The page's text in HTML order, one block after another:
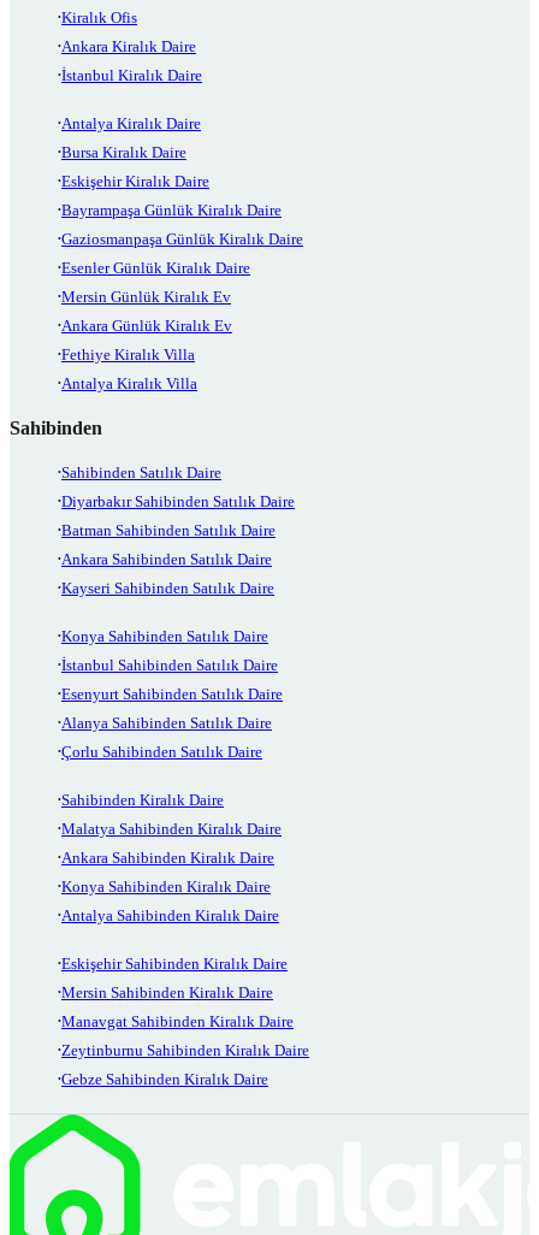
Kiralık Ofis
Ankara Kiralık Daire
İstanbul Kiralık Daire
Antalya Kiralık Daire
Bursa Kiralık Daire
Eskişehir Kiralık Daire
Bayrampaşa Günlük Kiralık Daire
Gaziosmanpaşa Günlük Kiralık Daire
Esenler Günlük Kiralık Daire
Mersin Günlük Kiralık Ev
Ankara Günlük Kiralık Ev
Fethiye Kiralık Villa
Antalya Kiralık Villa
Sahibinden
Sahibinden Satılık Daire
Diyarbakır Sahibinden Satılık Daire
Batman Sahibinden Satılık Daire
Ankara Sahibinden Satılık Daire
Kayseri Sahibinden Satılık Daire
Konya Sahibinden Satılık Daire
İstanbul Sahibinden Satılık Daire
Esenyurt Sahibinden Satılık Daire
Alanya Sahibinden Satılık Daire
Çorlu Sahibinden Satılık Daire
Sahibinden Kiralık Daire
Malatya Sahibinden Kiralık Daire
Ankara Sahibinden Kiralık Daire
Konya Sahibinden Kiralık Daire
Antalya Sahibinden Kiralık Daire
Eskişehir Sahibinden Kiralık Daire
Mersin Sahibinden Kiralık Daire
Manavgat Sahibinden Kiralık Daire
Zeytinburnu Sahibinden Kiralık Daire
Gebze Sahibinden Kiralık Daire